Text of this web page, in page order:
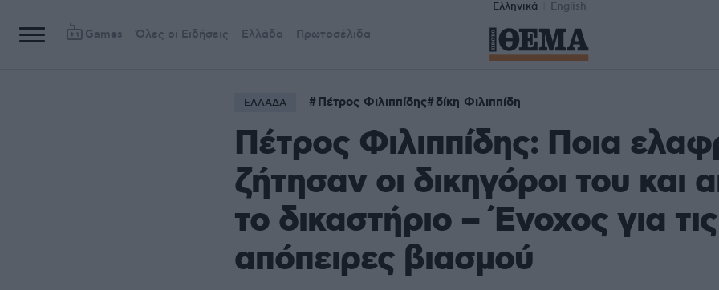
Ελληνικά English
Games Όλες οι Ειδήσεις Ελλάδα Πρωτοσέλιδα
ΕΛΛΑΔΑ Πέτρος Φιλιππίδης δίκη Φιλιππίδη
Πέτρος Φιλιππίδης: Ποια
ζήτησαν οι δικηγόροι του και
το δικαστήριο – Ένοχος για
απόπειρες βιασμού